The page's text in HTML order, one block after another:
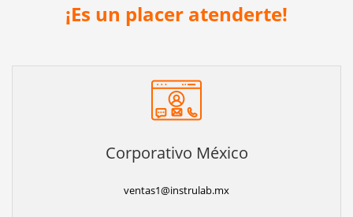
¡Es un placer atenderte!
Corporativo México
ventas1@instrulab.mx